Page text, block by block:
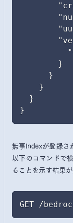
        }
      }
    }
  }
}
無事Indexが登録さ
以下のコマンドで
ることを示す結果が
GET /